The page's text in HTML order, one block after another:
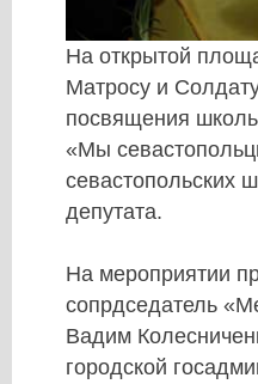
На открытой
Матросу и
посвящения
«Мы
севастопольских
депутата.
На мероприятии
сопрдседатель
Вадим
городской